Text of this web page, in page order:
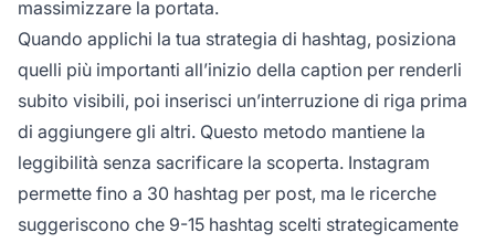
massimizzare la portata.
Quando applichi la tua strategia di hashtag, posiziona
quelli più importanti all’inizio della caption per renderli
subito visibili, poi inserisci un’interruzione di riga prima
di aggiungere gli altri. Questo metodo mantiene la
leggibilità senza sacrificare la scoperta. Instagram
permette fino a 30 hashtag per post, ma le ricerche
suggeriscono che 9-15 hashtag scelti strategicamente